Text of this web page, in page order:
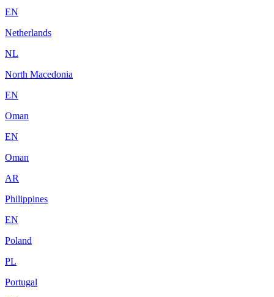
EN
Netherlands
NL
North Macedonia
EN
Oman
EN
Oman
AR
Philippines
EN
Poland
PL
Portugal